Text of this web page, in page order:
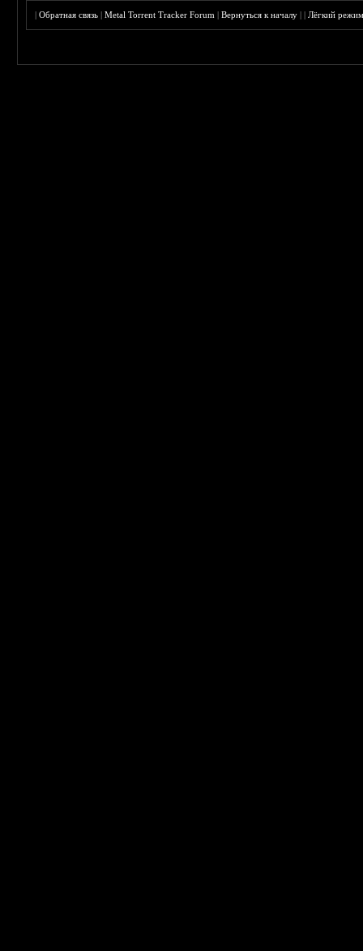
|Обратная связь |Metal Torrent Tracker Forum |Вернуться к началу ||Лёгкий